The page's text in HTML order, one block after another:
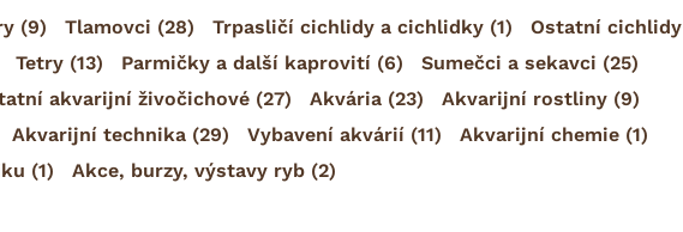
(9) Tlamovci (28) Trpasličí cichlidy a cichlidky (1) Ostatní cichlidy
Tetry (13) Parmičky a další kaprovití (6) Sumečci a sekavci (25)
akvarijní živočichové (27) Akvária (23) Akvarijní rostliny (9)
Akvarijní technika (29) Vybavení akvárií (11) Akvarijní chemie (1)
(1) Akce, burzy, výstavy ryb (2)